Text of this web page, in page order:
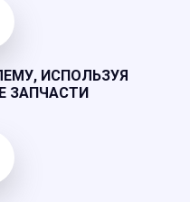
ИСПОЛЬЗУЯ
ЗАПЧАСТИ